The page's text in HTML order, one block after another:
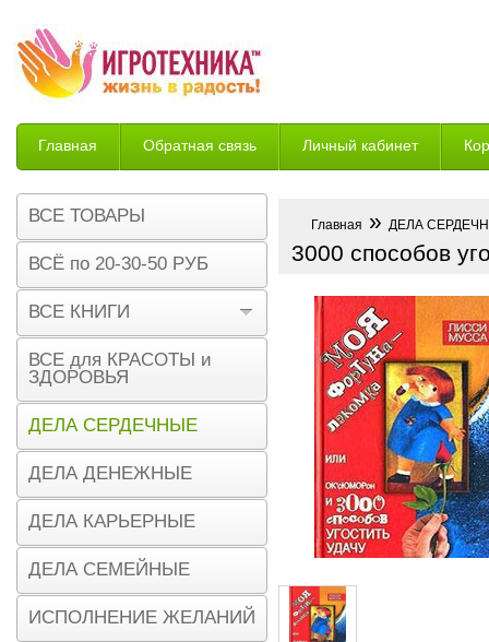
Главная Обратная связь Личный кабинет
Возврат
Главная » ДЕЛА
3000 способов
ВСЕ ТОВАРЫ
ВСЁ по 20-30-50 РУБ
ВСЕ КНИГИ
ВСЕ для КРАСОТЫ и
ЗДОРОВЬЯ
ДЕЛА СЕРДЕЧНЫЕ
ДЕЛА ДЕНЕЖНЫЕ
ДЕЛА КАРЬЕРНЫЕ
ДЕЛА СЕМЕЙНЫЕ
ИСПОЛНЕНИЕ ЖЕЛАНИЙ